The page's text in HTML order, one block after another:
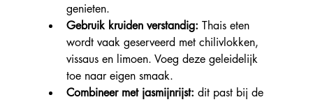
genieten.
Gebruik kruiden verstandig: Thais eten
wordt vaak geserveerd met chilivlokken,
vissaus en limoen. Voeg deze geleidelijk
toe naar eigen smaak.
Combineer met jasmijnrijst: dit past bij de